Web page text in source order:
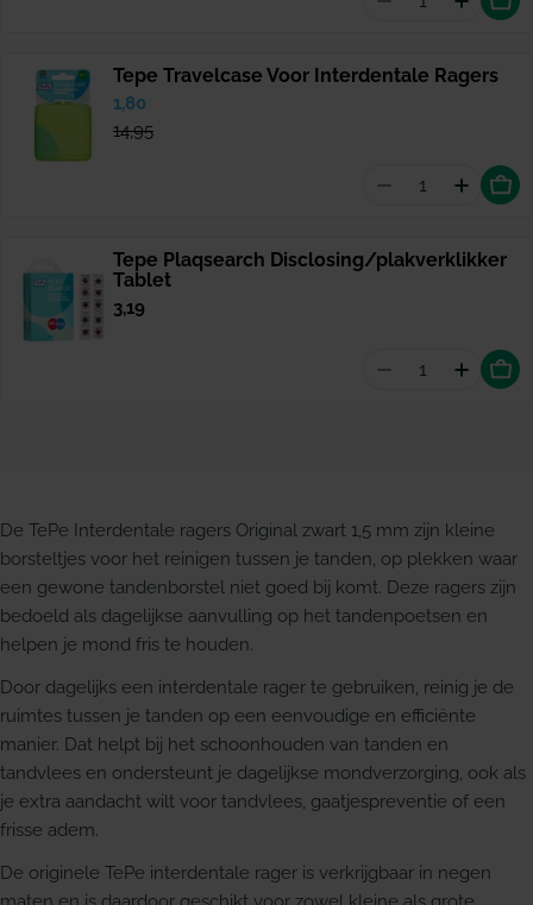
Aantal
Tepe Travelcase Voor Interdentale Ragers
Verkoopprijs
1,80
Normale
prijs
14,95
Aantal
Tepe Plaqsearch Disclosing/plakverklikker
Tablet
Normale
3,19
Aantal
De TePe Interdentale ragers Original zwart 1,5 mm zijn kleine
borsteltjes voor het reinigen tussen je tanden, op plekken waar
een gewone tandenborstel niet goed bij komt. Deze ragers zijn
bedoeld als dagelijkse aanvulling op het tandenpoetsen en
helpen je mond fris te houden.
Door dagelijks een interdentale rager te gebruiken, reinig je de
ruimtes tussen je tanden op een eenvoudige en efficiënte
manier. Dat helpt bij het schoonhouden van tanden en
tandvlees en ondersteunt je dagelijkse mondverzorging, ook als
je extra aandacht wilt voor tandvlees, gaatjespreventie of een
frisse adem.
De originele TePe interdentale rager is verkrijgbaar in negen